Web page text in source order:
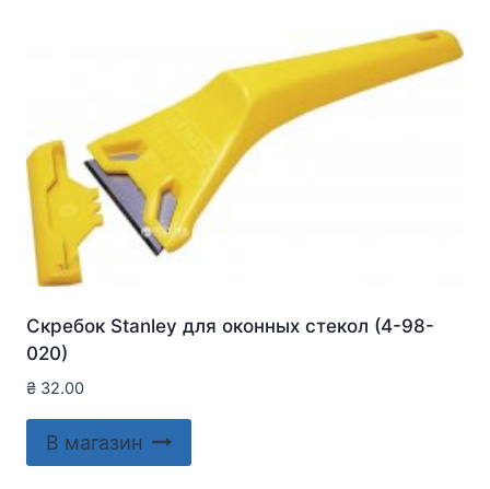
Скребок Stanley для оконныx стекол (4-98-
020)
₴ 32.00
В магазин